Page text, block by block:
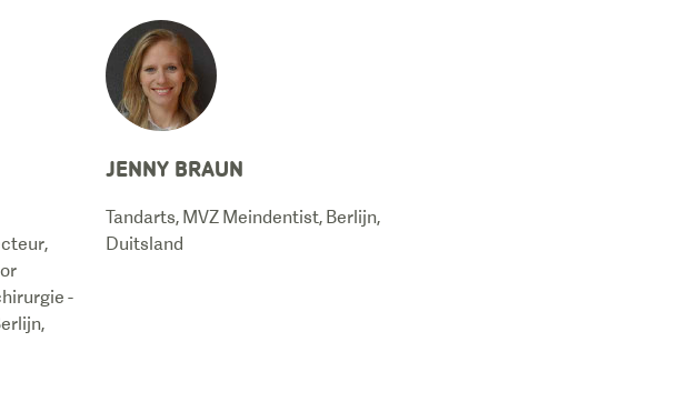
-
JENNY BRAUN
Tandarts, MVZ Meindentist, Berlijn,
Duitsland